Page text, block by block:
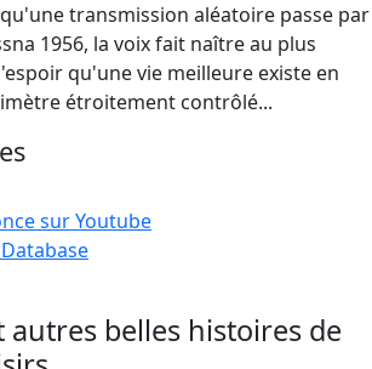
transmission aléatoire passe par
1956, la voix fait naître au plus
qu'une vie meilleure existe en
étroitement contrôlé...
sur Youtube
autres belles histoires de